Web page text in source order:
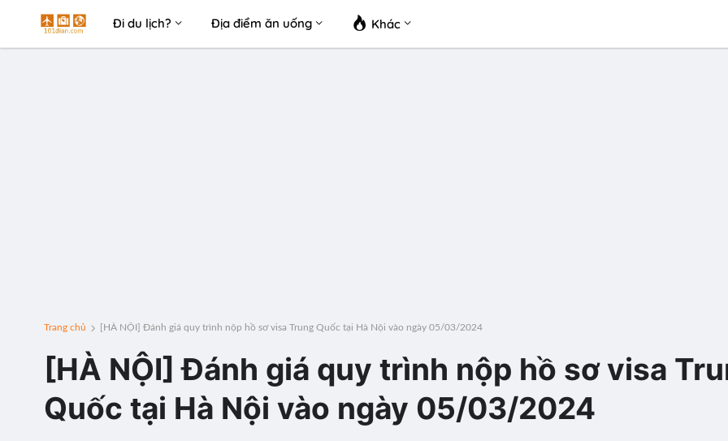
Đi du lịch? Địa điểm ăn uống Khác
Trang chủ [HÀ NỘI] Đánh giá quy trình nộp hồ sơ visa Trung Quốc tại Hà Nội vào ngày 05/03/2024
[HÀ NỘI] Đánh giá quy trình nộp hồ sơ visa
Quốc tại Hà Nội vào ngày 05/03/2024